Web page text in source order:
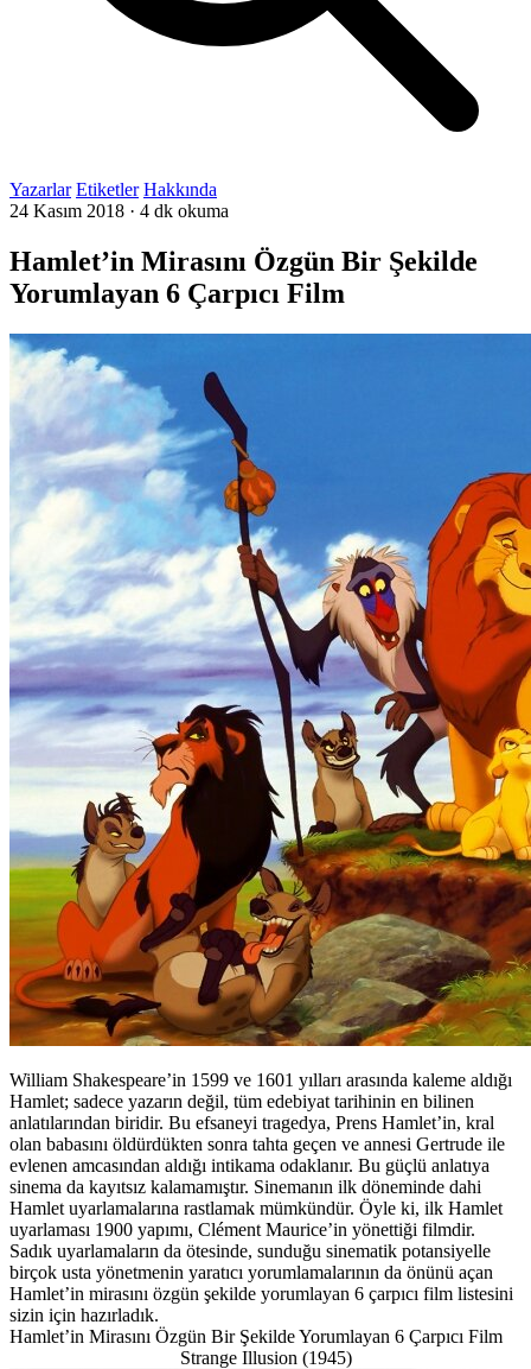
Yazarlar Etiketler Hakkında
24 Kasım 2018 · 4 dk okuma
Hamlet’in Mirasını Özgün Bir Şekilde
Yorumlayan 6 Çarpıcı Film
William Shakespeare’in 1599 ve 1601 yılları arasında kaleme aldığı
Hamlet; sadece yazarın değil, tüm edebiyat tarihinin en bilinen
anlatılarından biridir. Bu efsaneyi tragedya, Prens Hamlet’in, kral
olan babasını öldürdükten sonra tahta geçen ve annesi Gertrude ile
evlenen amcasından aldığı intikama odaklanır. Bu güçlü anlatıya
sinema da kayıtsız kalamamıştır. Sinemanın ilk döneminde dahi
Hamlet uyarlamalarına rastlamak mümkündür. Öyle ki, ilk Hamlet
uyarlaması 1900 yapımı, Clément Maurice’in yönettiği filmdir.
Sadık uyarlamaların da ötesinde, sunduğu sinematik potansiyelle
birçok usta yönetmenin yaratıcı yorumlamalarının da önünü açan
Hamlet’in mirasını özgün şekilde yorumlayan 6 çarpıcı film listesini
sizin için hazırladık.
Hamlet’in Mirasını Özgün Bir Şekilde Yorumlayan 6 Çarpıcı Film
Strange Illusion (1945)